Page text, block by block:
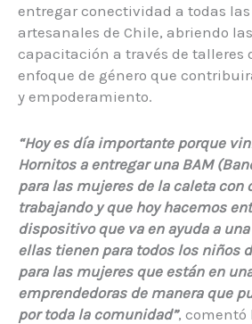
entregar conectividad a todas
artesanales de Chile, abriendo
capacitación a través de talleres
enfoque de género que
y empoderamiento.
“Hoy es día importante porque
Hornitos a entregar una BAM
para las mujeres de la caleta con
trabajando y que hoy hacemos
dispositivo que va en ayuda a
ellas tienen para todos los niños
para las mujeres que están en
emprendedoras de manera que
por toda la comunidad”, comentó